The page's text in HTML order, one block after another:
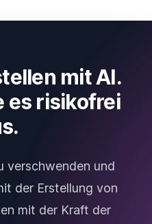
mit AI.
es risikofrei
verschwenden und
der Erstellung von
mit der Kraft der